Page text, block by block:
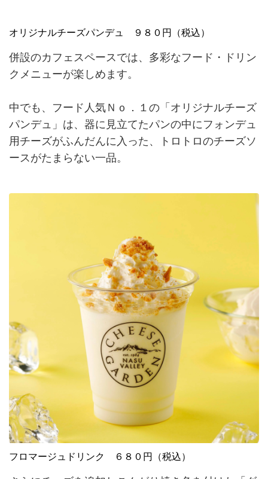
オリジナルチーズパンデュ ９８０円（税込）
併設のカフェスペースでは、多彩なフード・ドリン
クメニューが楽しめます。
中でも、フード人気Ｎｏ．１の「オリジナルチーズ
パンデュ」は、器に見立てたパンの中にフォンデュ
用チーズがふんだんに入った、トロトロのチーズソ
ースがたまらない一品。
フロマージュドリンク ６８０円（税込）